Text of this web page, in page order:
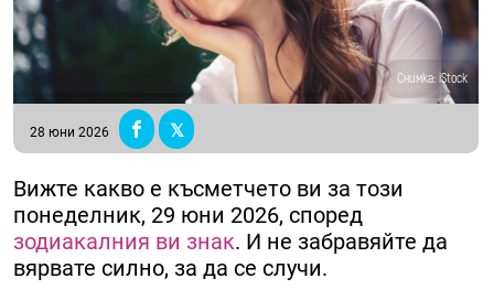
Снимка: iStock
28 юни 2026
Вижте какво е късметчето ви за този
понеделник, 29 юни 2026, според
зодиакалния ви знак. И не забравяйте да
вярвате силно, за да се случи.